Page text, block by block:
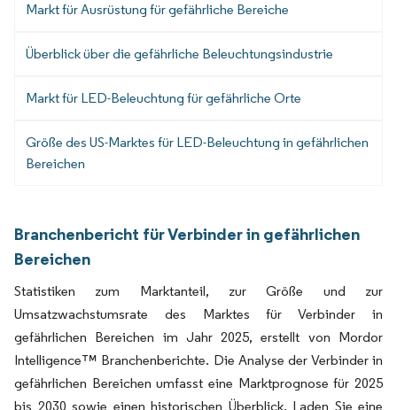
Markt für Ausrüstung für gefährliche Bereiche
Überblick über die gefährliche Beleuchtungsindustrie
Markt für LED-Beleuchtung für gefährliche Orte
Größe des US-Marktes für LED-Beleuchtung in gefährlichen
Bereichen
Branchenbericht für Verbinder in gefährlichen
Bereichen
Statistiken zum Marktanteil, zur Größe und zur
Umsatzwachstumsrate des Marktes für Verbinder in
gefährlichen Bereichen im Jahr 2025, erstellt von Mordor
Intelligence™ Branchenberichte. Die Analyse der Verbinder in
gefährlichen Bereichen umfasst eine Marktprognose für 2025
bis 2030 sowie einen historischen Überblick. Laden Sie eine